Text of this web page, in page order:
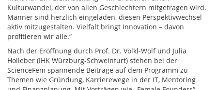
Kulturwandel, der von allen Geschlechtern mitgetragen wird.
Männer sind herzlich eingeladen, diesen Perspektivwechsel
aktiv mitzugestalten. Vielfalt bringt Innovation – davon
profitieren wir alle.“
Nach der Eröffnung durch Prof. Dr. Völkl-Wolf und Julia
Holleber (IHK Würzburg-Schweinfurt) stehen bei der
ScienceFem spannende Beiträge auf dem Programm zu
Themen wie Gründung, Karrierewege in der IT, Mentoring